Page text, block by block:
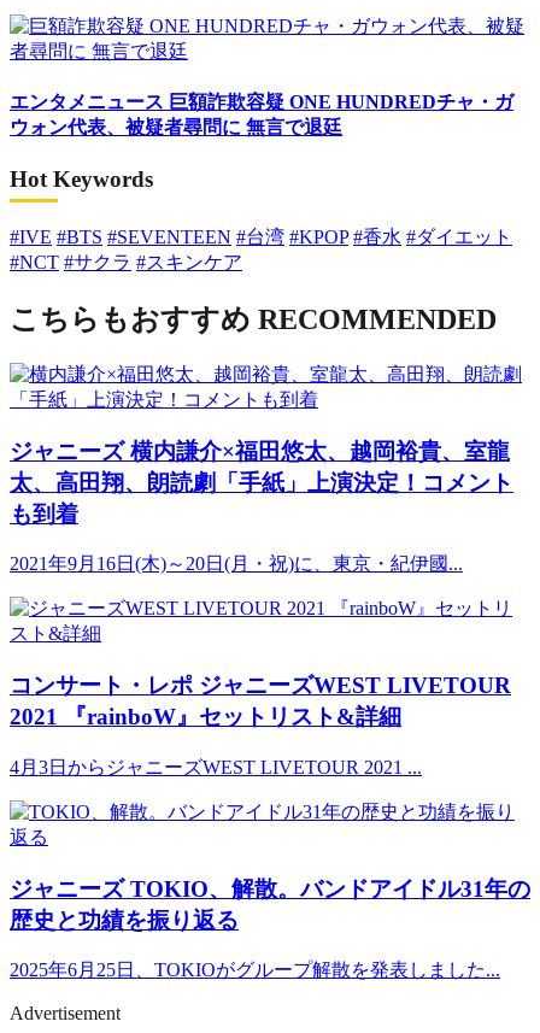
エンタメニュース 巨額詐欺容疑 ONE HUNDREDチャ・ガ
ウォン代表、被疑者尋問に 無言で退廷
Hot Keywords
#IVE #BTS #SEVENTEEN #台湾 #KPOP #香水 #ダイエット
#NCT #サクラ #スキンケア
こちらもおすすめ RECOMMENDED
ジャニーズ横内謙介×福田悠太、越岡裕貴、室龍
太、高田翔、朗読劇「手紙」上演決定！コメント
も到着
2021年9月16日(木)～20日(月・祝)に、東京・紀伊國...
コンサート・レポ ジャニーズWEST LIVETOUR
2021 『rainboW』セットリスト&詳細
4月3日からジャニーズWEST LIVETOUR 2021 ...
ジャニーズTOKIO、解散。バンドアイドル31年の
歴史と功績を振り返る
2025年6月25日、TOKIOがグループ解散を発表しました...
Advertisement